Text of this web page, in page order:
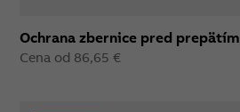
Ochrana zbernice pred prepätím
Cena od 86,65 €